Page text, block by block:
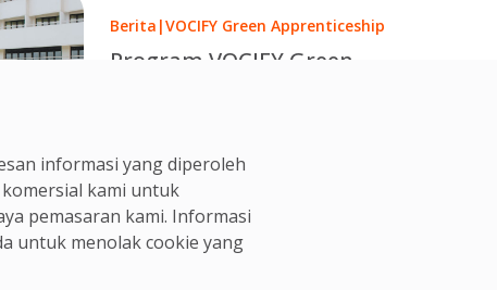
informasi yang diperoleh
kami untuk
pemasaran kami. Informasi
untuk menolak cookie yang
Berita |VOCIFY Green Apprenticeship
Program VOCIFY Green
Sanur 09 Jul, 2026